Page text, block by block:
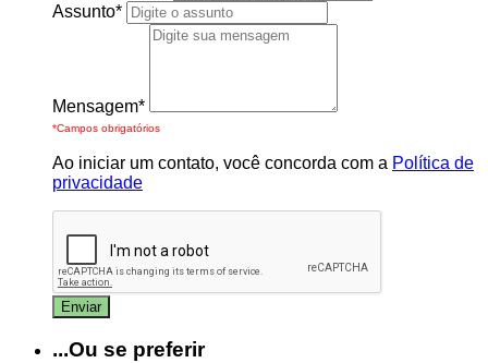
Assunto*
Mensagem*
*Campos obrigatórios
Ao iniciar um contato, você concorda com a Política de
privacidade
...Ou se preferir